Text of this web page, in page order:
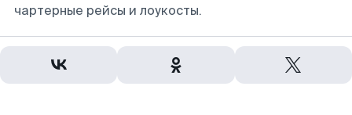
чартерные рейсы и лоукосты.